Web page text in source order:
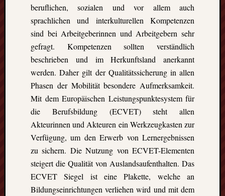
beruflichen, sozialen und vor allem auch
sprachlichen und interkulturellen Kompetenzen
sind bei Arbeitgeberinnen und Arbeitgebern sehr
gefragt. Kompetenzen sollten verständlich
beschrieben und im Herkunftsland anerkannt
werden. Daher gilt der Qualitätssicherung in allen
Phasen der Mobilität besondere Aufmerksamkeit.
Mit dem Europäischen Leistungspunktesystem für
die Berufsbildung (ECVET) steht allen
Akteurinnen und Akteuren ein Werkzeugkasten zur
Verfügung, um den Erwerb von Lernergebnissen
zu sichern. Die Nutzung von ECVET-Elementen
steigert die Qualität von Auslandsaufenthalten. Das
ECVET Siegel ist eine Plakette, welche an
Bildungseinrichtungen verliehen wird und mit dem